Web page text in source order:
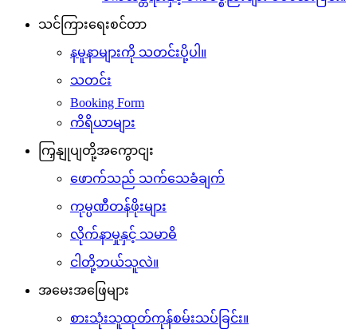
သင်ကြားရေးစင်တာ
နမူနာများကို သတင်းပို့ပါ။
သတင်း
Booking Form
ကိရိယာများ
ကြှနျုပျတို့အကွောငျး
ဖောက်သည် သက်သေခံချက်
ကုမ္ပဏီတန်ဖိုးများ
လိုက်နာမှုနှင့် သမာဓိ
ငါတို့ဘယ်သူလဲ။
အမေးအဖြေများ
စားသုံးသူထုတ်ကုန်စမ်းသပ်ခြင်း။